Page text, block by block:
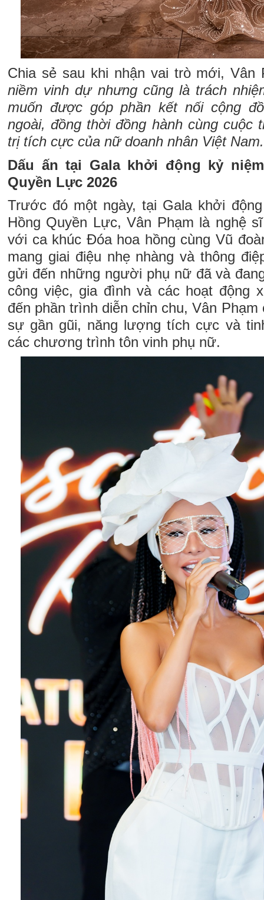
Chia sẻ sau khi nhận vai trò mới,
niềm vinh dự nhưng cũng là trách
muốn được góp phần kết nối cộng
ngoài, đồng thời đồng hành cùng cuộc
trị tích cực của nữ doanh nhân Việt
Dấu ấn tại Gala khởi động kỷ
Quyền Lực 2026
Trước đó một ngày, tại Gala khởi
Hồng Quyền Lực, Vân Phạm là nghệ
với ca khúc Đóa hoa hồng cùng Vũ
mang giai điệu nhẹ nhàng và thông
gửi đến những người phụ nữ đã và
công việc, gia đình và các hoạt động
đến phần trình diễn chỉn chu, Vân
sự gần gũi, năng lượng tích cực và
các chương trình tôn vinh phụ nữ.